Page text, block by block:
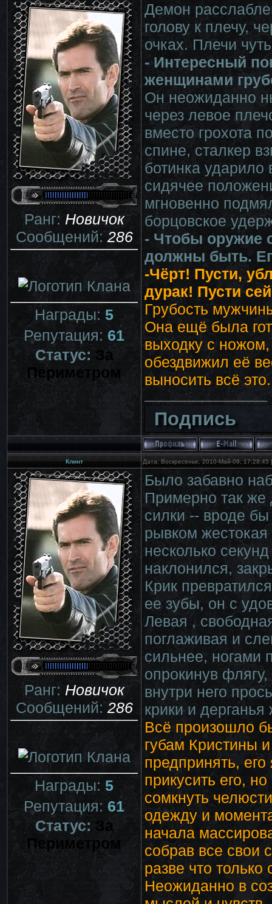
Ранг:Новичок
Сообщений:286
Награды:5
Репутация:61
Статус:За
Периметром
Демон
голову к плечу,
очках. Плечи
- Интересный
женщинами
Он неожиданно
через левое
вместо грохота
спине, сталкер
ботинка ударило
сидячее
мгновенно
борцовское
- Чтобы оружие
должны быть.
-Чёрт! Пусти,
дурак! Пусти
Грубость
Она ещё была
выходку с ножом,
обездвижил её
выносить всё это.
Подпись
Клинт Дата: Воскресенье, 2010-Май-09,
Ранг:Новичок
Сообщений:286
Награды:5
Репутация:61
Статус:За
Периметром
Было забавно
Примерно так же
силки -- вроде
рывком жестокая
несколько
наклонился,
Крик
ее зубы, он с
Левая ,
поглаживая и
сильнее, ногами
опрокинув
внутри него
крики и
Всё произошло
губам Кристины
предпринять,
прикусить его,
сомкнуть
одежду и
начала
собрав все свои
разве что
Неожиданно в